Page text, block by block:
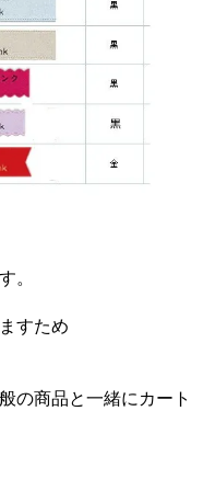
。
すため
の商品と一緒にカート